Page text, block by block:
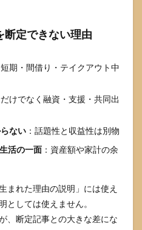
断定できない理由
短期・間借り・テイクアウト中
だけでなく融資・支援・共同出
ない ：話題性と収益性は別物
活の一面 ：資産額や家計の余
まれた理由の説明」には使え
としては使えません。
、断定記事との大きな差にな